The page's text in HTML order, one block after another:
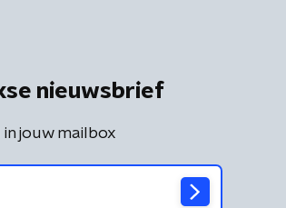
nieuwsbrief
jouw mailbox